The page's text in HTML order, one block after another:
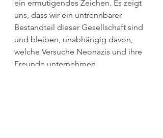
ein ermutigendes Zeichen. Es zeigt
uns, dass wir ein untrennbarer
Bestandteil dieser Gesellschaft sind
und bleiben, unabhängig davon,
welche Versuche Neonazis und ihre
Freunde unternehmen.